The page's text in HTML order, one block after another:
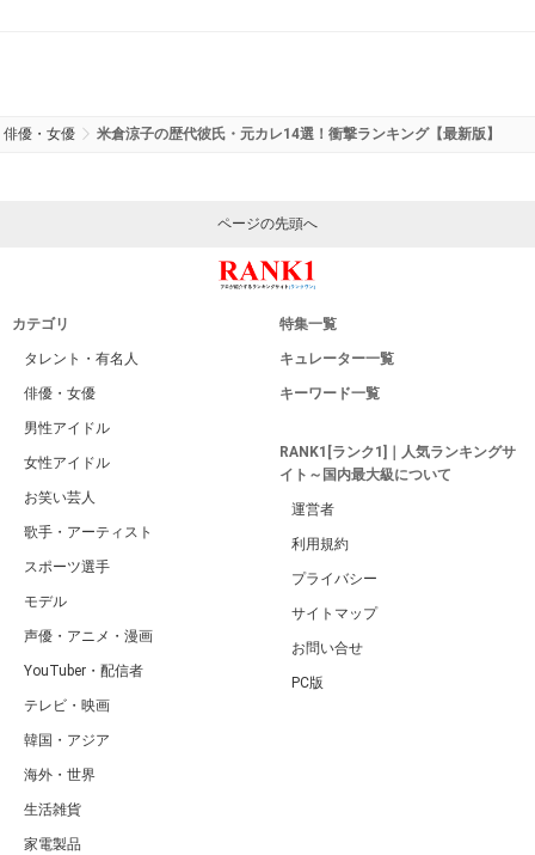
俳優・女優 米倉涼子の歴代彼氏・元カレ14選！衝撃ランキング【最新版】
ページの先頭へ
カテゴリ
タレント・有名人
俳優・女優
男性アイドル
女性アイドル
お笑い芸人
歌手・アーティスト
スポーツ選手
モデル
声優・アニメ・漫画
YouTuber・配信者
テレビ・映画
韓国・アジア
海外・世界
生活雑貨
家電製品
特集一覧
キュレーター一覧
キーワード一覧
RANK1[ランク1]｜人気ランキングサ
イト～国内最大級について
運営者
利用規約
プライバシー
サイトマップ
お問い合せ
PC版